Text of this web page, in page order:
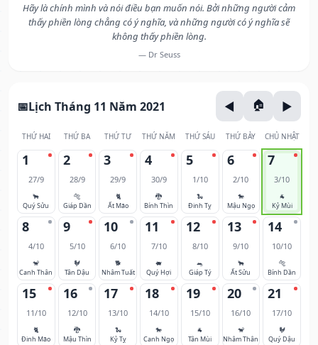
Hãy là chính mình và nói điều bạn muốn nói. Bởi những người cảm
thấy phiền lòng chẳng có ý nghĩa, và những người có ý nghĩa sẽ
không thấy phiền lòng.
— Dr Seuss
Lịch Tháng 11 Năm 2021
THỨ HAI THỨ BA THỨ TƯ THỨ NĂM THỨ SÁU THỨ BẢY CHỦ NHẬT
1
27/9
🐂
Quý Sửu
2
28/9
🐅
Giáp Dần
3
29/9
🐈
Ất Mão
4
30/9
🐉
Bính Thìn
5
1/10
🐍
Đinh Tỵ
6
2/10
🐎
Mậu Ngọ
7
3/10
🐐
Kỷ Mùi
8
4/10
🐒
Canh Thân
9
5/10
🐓
Tân Dậu
10
6/10
🐕
Nhâm Tuất
11
7/10
🐖
Quý Hợi
12
8/10
🐀
Giáp Tý
13
9/10
🐂
Ất Sửu
14
10/10
🐅
Bính Dần
15
11/10
🐈
Đinh Mão
16
12/10
🐉
Mậu Thìn
17
13/10
🐍
Kỷ Tỵ
18
14/10
🐎
Canh Ngọ
19
15/10
🐐
Tân Mùi
20
16/10
🐒
Nhâm Thân
21
17/10
🐓
Quý Dậu